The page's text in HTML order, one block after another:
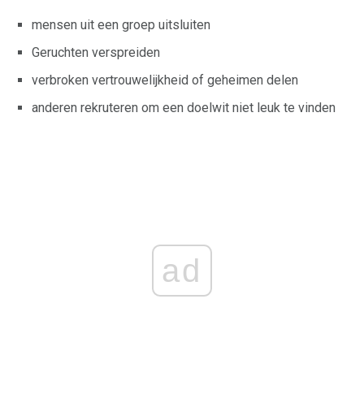
mensen uit een groep uitsluiten
Geruchten verspreiden
verbroken vertrouwelijkheid of geheimen delen
anderen rekruteren om een ​​doelwit niet leuk te vinden
ad